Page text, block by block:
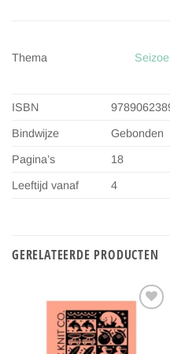
Thema
ISBN
Bindwijze Gebonden
Pagina’s 18
Leeftijd vanaf 4
GERELATEERDE PRODUCTEN
Toevoegen
verlanglijst